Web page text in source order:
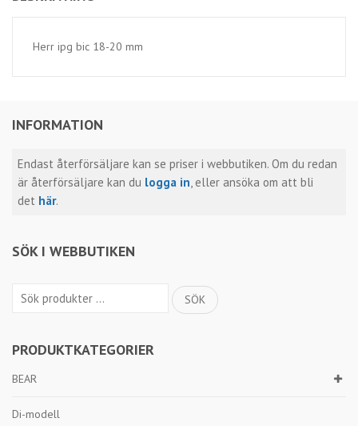
INFORMATION
Endast återförsäljare kan se priser i webbutiken. Om du redan
är återförsäljare kan du logga in, eller ansöka om att bli
det här.
SÖK I WEBBUTIKEN
Sök
SÖK
PRODUKTKATEGORIER
BEAR
Di-modell
Herr ipg bic 18-20 mm